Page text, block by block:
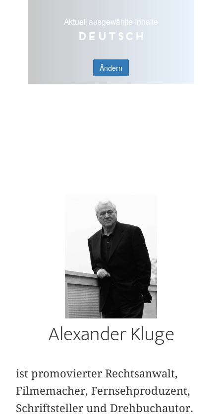
Aktuell ausgewählte Inhalte
Deutsch
Ändern
Alexander Kluge
ist promovierter Rechtsanwalt,
Filmemacher, Fernsehproduzent,
Schriftsteller und Drehbuchautor.